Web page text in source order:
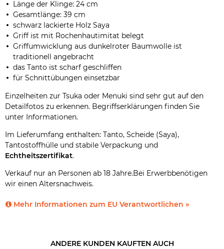
Länge der Klinge: 24 cm
Gesamtlänge: 39 cm
schwarz lackierte Holz Saya
Griff ist mit Rochenhautimitat belegt
Griffumwicklung aus dunkelroter Baumwolle ist
traditionell angebracht
das Tanto ist scharf geschliffen
für Schnittübungen einsetzbar
Einzelheiten zur Tsuka oder Menuki sind sehr gut auf den
Detailfotos zu erkennen. Begriffserklärungen finden Sie
unter Informationen.
Im Lieferumfang enthalten: Tanto, Scheide (Saya),
Tantostoffhülle und stabile Verpackung und
Echtheitszertifikat.
Verkauf nur an Personen ab 18 Jahre.Bei Erwerbbenötigen
wir einen Altersnachweis.
Mehr Informationen zum EU Verantwortlichen »
ANDERE KUNDEN KAUFTEN AUCH